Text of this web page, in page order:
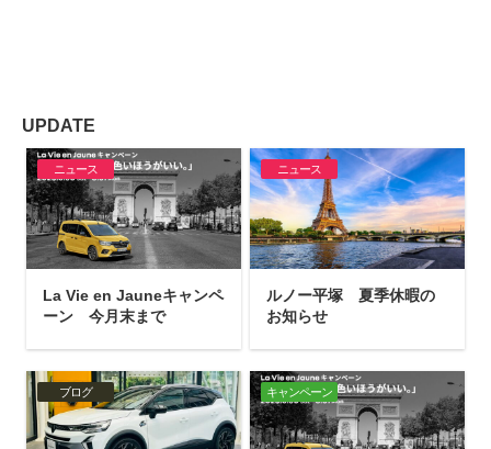
UPDATE
ニュース
La Vie en Jauneキャンペ
ーン 今月末まで
ニュース
ルノー平塚 夏季休暇の
お知らせ
ブログ キャンペーン